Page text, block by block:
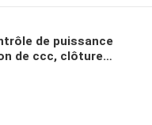
de puissance
de ccc, clôture